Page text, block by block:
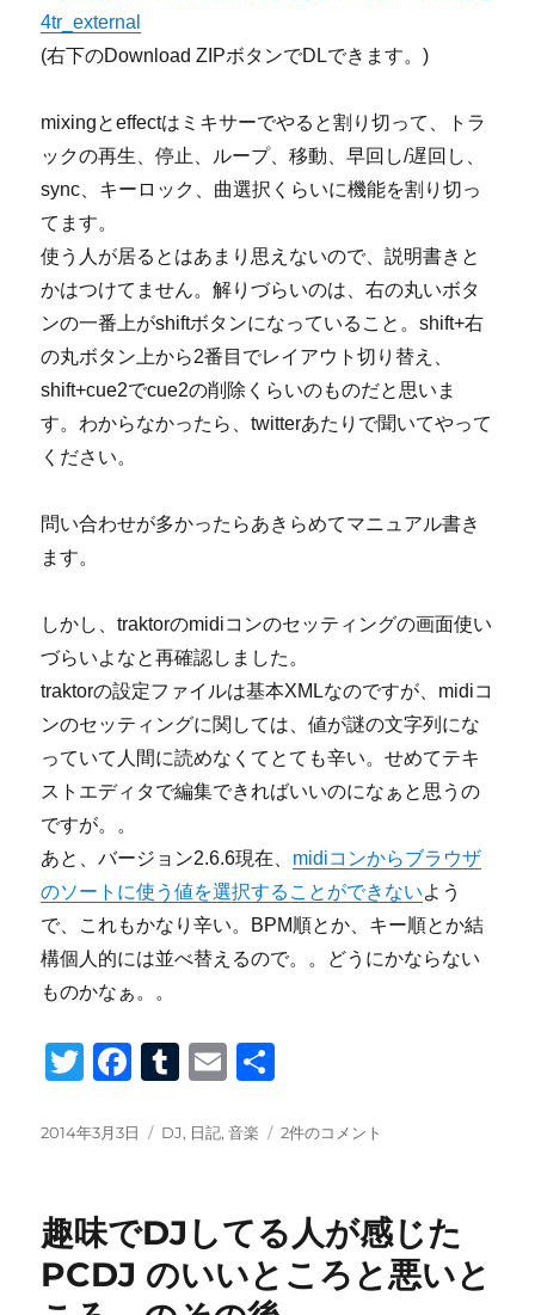
4tr_external
(右下のDownload ZIPボタンでDLできます。)
mixingとeffectはミキサーでやると割り切って、トラ
ックの再生、停止、ループ、移動、早回し/遅回し、
sync、キーロック、曲選択くらいに機能を割り切っ
てます。
使う人が居るとはあまり思えないので、説明書きと
かはつけてません。解りづらいのは、右の丸いボタ
ンの一番上がshiftボタンになっていること。shift+右
の丸ボタン上から2番目でレイアウト切り替え、
shift+cue2でcue2の削除くらいのものだと思いま
す。わからなかったら、twitterあたりで聞いてやって
ください。
問い合わせが多かったらあきらめてマニュアル書き
ます。
しかし、traktorのmidiコンのセッティングの画面使い
づらいよなと再確認しました。
traktorの設定ファイルは基本XMLなのですが、midiコ
ンのセッティングに関しては、値が謎の文字列にな
っていて人間に読めなくてとても辛い。せめてテキ
ストエディタで編集できればいいのになぁと思うの
ですが。。
あと、バージョン2.6.6現在、 midiコンからブラウザ
のソートに使う値を選択することができないよう
で、これもかなり辛い。BPM順とか、キー順とか結
構個人的には並べ替えるので。。どうにかならない
ものかなぁ。。
T
tt
F
c
b
o
o
T
m
r
E
ail
投
2014年3月3日
カ
ー
DJ, 日記,音楽
LaunchPAD
入
し
て
2件のコメント
趣味でDJしてる人が感じた
PCDJ のいいところと悪いと